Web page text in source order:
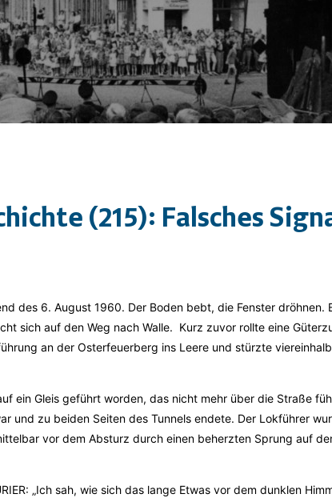
(215): Falsches
des 6. August 1960. Der Boden bebt, die Fenster dröhnen.
sich auf den Weg nach Walle. Kurz zuvor rollte eine
an der Osterfeuerberg ins Leere und stürzte
ein Gleis geführt worden, das nicht mehr über die Straße
und zu beiden Seiten des Tunnels endete. Der Lokführer
vor dem Absturz durch einen beherzten Sprung auf
„Ich sah, wie sich das lange Etwas vor dem dunklen